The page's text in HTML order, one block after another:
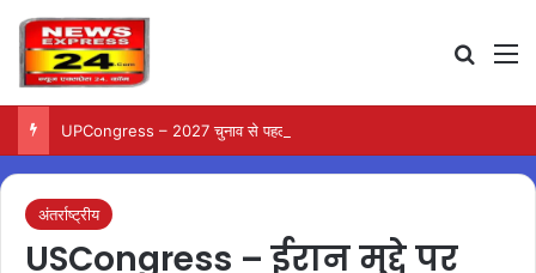
अंतर्राष्ट्रीय
USCongress – ईरान मुद्दे पर